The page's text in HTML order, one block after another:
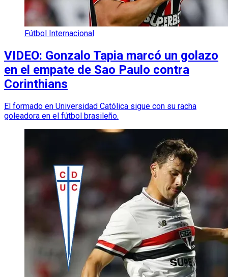
Fútbol Internacional
VIDEO: Gonzalo Tapia marcó un golazo
en el empate de Sao Paulo contra
Corinthians
El formado en Universidad Católica sigue con su racha
goleadora en el fútbol brasileño.